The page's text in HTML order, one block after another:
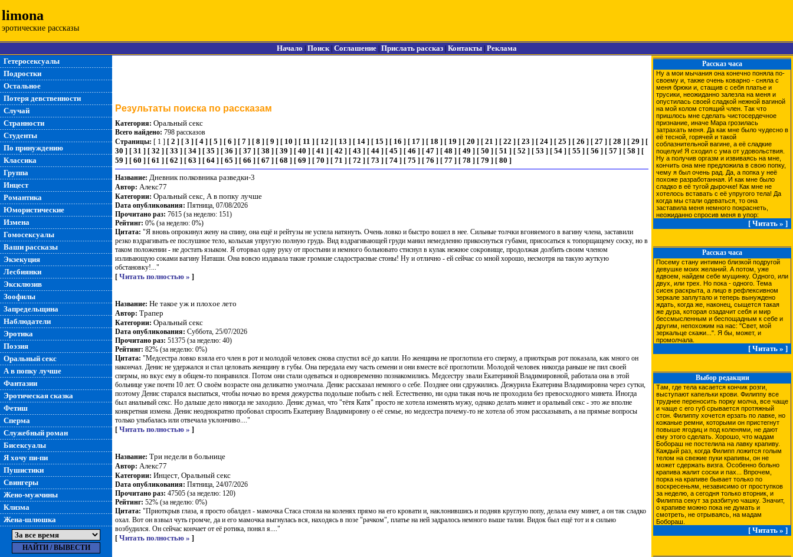
limona
эротические рассказы
Начало Поиск| Соглашение| Прислать рассказ| Контакты| Реклама
Гетеросексуалы
Подростки
Остальное
Потеря девственности
Случай
Странности
Студенты
По принуждению
Классика
Группа
Инцест
Романтика
Юмористические
Измена
Гомосексуалы
Ваши рассказы
Экзекуция
Лесбиянки
Эксклюзив
Зоофилы
Запредельщина
Наблюдатели
Эротика
Поэзия
Оральный секс
А в попку лучше
Фантазии
Эротическая сказка
Фетиш
Сперма
Служебный роман
Бисексуалы
Я хочу пи-пи
Пушистики
Свингеры
Жено-мужчины
Клизма
Жена-шлюшка
Результаты поиска по рассказам
Категория: Оральный секс
Всего найдено: 798 рассказов
Страницы: [ 1 ] [ 2 ] [ 3 ] [ 4 ] [ 5 ] [ 6 ] [ 7 ] [ 8 ] [ 9 ] [ 10 ] [ 11 ] [ 12 ] [ 13 ] [ 14 ] [ 15 ] [ 16 ] [ 17 ] [ 18 ] [ 19 ] [ 20 ] [ 21 ] [ 22 ] [ 23 ] [ 24 ] [ 25 ] [ 26 ] [ 27 ] [ 28 ] [ 29 ] [
30 ] [ 31 ] [ 32 ] [ 33 ] [ 34 ] [ 35 ] [ 36 ] [ 37 ] [ 38 ] [ 39 ] [ 40 ] [ 41 ] [ 42 ] [ 43 ] [ 44 ] [ 45 ] [ 46 ] [ 47 ] [ 48 ] [ 49 ] [ 50 ] [ 51 ] [ 52 ] [ 53 ] [ 54 ] [ 55 ] [ 56 ] [ 57 ] [ 58 ] [
59 ] [ 60 ] [ 61 ] [ 62 ] [ 63 ] [ 64 ] [ 65 ] [ 66 ] [ 67 ] [ 68 ] [ 69 ] [ 70 ] [ 71 ] [ 72 ] [ 73 ] [ 74 ] [ 75 ] [ 76 ] [ 77 ] [ 78 ] [ 79 ] [ 80 ]
Название: Дневник полковника разведки-3
Автор: Алекс77
Категории: Оральный секс, А в попку лучше
Dата опубликования: Пятница, 07/08/2026
Прочитано раз: 7615 (за неделю: 151)
Рейтинг: 0% (за неделю: 0%)
Цитата: "Я вновь опрокинул жену на спину, она ещё и рейтузы не успела натянуть. Очень ловко и быстро вошел в нее. Сильные толчки вгоняемого в вагину члена, заставили
резко вздрагивать ее послушное тело, колыхая упругую полную грудь. Вид вздрагивающей груди манил немедленно прикоснуться губами, присосаться к топорщащему соску, но в
таком положении - не достать языком. Я оторвал одну руку от простыни и немного больновато стиснул в кулак нежное сокровище, продолжая долбить своим членом
изливающую соками вагину Наташи. Она вовсю издавала такие громкие сладострасные стоны! Ну и отлично - ей сейчас со мной хорошо, несмотря на такую жуткую
обстановку!..."
[ Читать полностью » ]
Название: Не такое уж и плохое лето
Автор: Трапер
Категории: Оральный секс
Dата опубликования: Суббота, 25/07/2026
Прочитано раз: 51375 (за неделю: 40)
Рейтинг: 82% (за неделю: 0%)
Цитата: "Медсестра ловко взяла его член в рот и молодой человек снова спустил всё до капли. Но женщина не проглотила его сперму, а приоткрыв рот показала, как много он
накончал. Денис не удержался и стал целовать женщину в губы. Она передала ему часть семени и они вместе всё проглотили. Молодой человек никогда раньше не пил своей
спермы, но вкус ему в общем-то понравился. Потом они стали одеваться и одновременно познакомились. Медсестру звали Екатериной Владимировной, работала она в этой
больнице уже почти 10 лет. О своём возрасте она деликатно умолчала. Денис рассказал немного о себе. Позднее они сдружились. Дежурила Екатерина Владимировна через сутки,
поэтому Денис старался выспаться, чтобы ночью во время дежурства подольше побыть с ней. Естественно, ни одна такая ночь не проходила без превосходного минета. Иногда
был анальный секс. Но дальше дело никогда не заходило. Денис думал, что "тётя Катя" просто не хотела изменять мужу, однако делать минет и оральный секс - это же вполне
конкретная измена. Денис неоднократно пробовал спросить Екатерину Владимировну о её семье, но медсестра почему-то не хотела об этом рассказывать, а на прямые вопросы
только улыбалась или отвечала уклончиво...."
[ Читать полностью » ]
Название: Три недели в больнице
Автор: Алекс77
Категории: Инцест, Оральный секс
Dата опубликования: Пятница, 24/07/2026
Прочитано раз: 47505 (за неделю: 120)
Рейтинг: 52% (за неделю: 0%)
Цитата: "Приоткрыв глаза, я просто обалдел - мамочка Стаса стояла на коленях прямо на его кровати и, наклонившись и подняв круглую попу, делала ему минет, а он так сладко
охал. Вот он взвыл чуть громче, да и его мамочка выгнулась вся, находясь в позе "рачком", платье на ней задралось немного выше талии. Видок был ещё тот и я сильно
возбудился. Он сейчас кончает от её ротика, понял я...."
[ Читать полностью » ]
Рассказ часа
Ну а мои мычания она конечно поняла по-
своему и, также очень коварно - сняла с
меня брюки и, стащив с себя платье и
трусики, неожиданно залезла на меня и
опустилась своей сладкой нежной вагиной
на мой колом стоящий член. Так что
пришлось мне сделать чистосердечное
признание, иначе Мара грозилась
затрахать меня. Да как мне было чудесно в
её тесной, горячей и такой
соблазнительной вагине, а её сладкие
поцелуи! Я сходил с ума от удовольствия.
Ну а получив оргазм и извиваясь на мне,
кончить она мне предложила в свою попку,
чему я был очень рад. Да, а попка у неё
похоже разработанная. И как мне было
сладко в её тугой дырочке! Как мне не
хотелось вставать с её упругого тела! Да
когда мы стали одеваться, то она
заставила меня немного покраснеть,
неожиданно спросив меня в упор:
[ Читать » ]
Рассказ часа
Посему стану интимно близкой подругой
девушке моих желаний. А потом, уже
вдвоем, найдем себе мущинку. Одного, или
двух, или трех. Но пока - одного. Тема
сисек раскрыта, а лицо в рефлексивном
зеркале заплутало и теперь вынуждено
ждать, когда же, наконец, сыщется такая
же дура, которая озадачит себя и мир
бессмысленным и беспощадным к себе и
другим, непохожим на нас: "Свет, мой
зеркальце скажи...". Я бы, может, и
промолчала.
[ Читать » ]
Выбор редакции
Там, где тела касается кончик розги,
выступают капельки крови. Филиппу все
труднее переносить порку молча, все чаще
и чаще с его губ срывается протяжный
стон. Филиппу хочется ерзать по лавке, но
кожаные ремни, которыми он пристегнут
повыше ягодиц и под коленями, не дают
ему этого сделать. Хорошо, что мадам
Бобораш не постелила на лавку крапиву.
Каждый раз, когда Филипп ложится голым
телом на свежие пуки крапивы, он не
может сдержать визга. Особенно больно
крапива жалит соски и пах... Впрочем,
порка на крапиве бывает только по
воскресеньям, независимо от проступков
за неделю, а сегодня только вторник, и
Филиппа секут за разбитую чашку. Значит,
о крапиве можно пока не думать и
смотреть, не отрываясь, на мадам
Бобораш.
[ Читать » ]